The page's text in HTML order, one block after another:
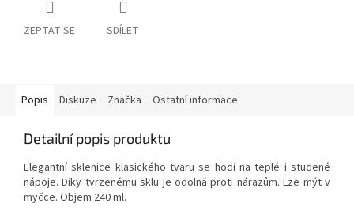
ZEPTAT SE SDÍLET
Popis Diskuze Značka Ostatní informace
Detailní popis produktu
Elegantní sklenice klasického tvaru se hodí na teplé i studené
nápoje. Díky tvrzenému sklu je odolná proti nárazům. Lze mýt v
myčce. Objem 240 ml.